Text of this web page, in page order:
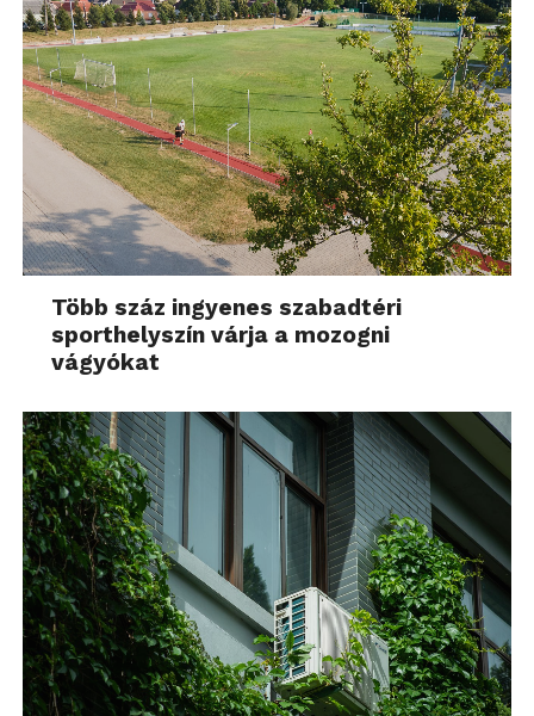
Több száz ingyenes szabadtéri
sporthelyszín várja a mozogni
vágyókat